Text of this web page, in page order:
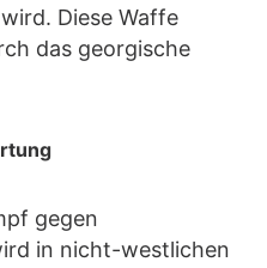
Diese Waffe
das georgische
gegen
in nicht-westlichen